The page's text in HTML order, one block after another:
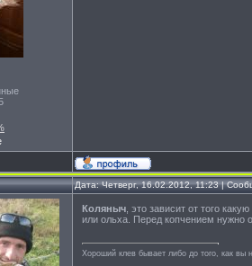
Дата: Четверг, 16.02.2012, 11:23 |
Коляныч , это зависит от того
или ольха. Перед копчением нужно
Хороший клев бывает либо до того, как вы